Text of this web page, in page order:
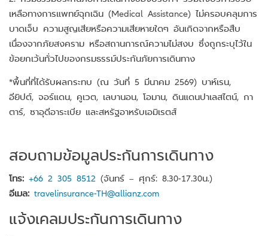
เหลือทางการแพทย์ฉุกเฉิน (Medical Assistance) ไม่ครอบคลุมการ
บาดเจ็บ ความสูญเสียหรือความเสียหายใดๆ อันเกิดจากหรือสืบ
เนื่องจากภัยสงคราม หรือสถานการณ์ความไม่สงบ ซึ่งถูกระบุไว้ใน
ข้อยกเว้นทั่วไปของกรมธรรม์ประกันภัยการเดินทาง
*พื้นที่ที่ได้รับผลกระทบ (ณ วันที่ 5 มีนาคม 2569) บาห์เรน,
อียิปต์, จอร์แดน, คูเวต, เลบานอน, โอมาน, ดินแดนปาเลสไตน์, กา
ตาร์, ซาอุดีอาระเบีย และสหรัฐอาหรับเอมิเรตส์
สอบถามข้อมูลประกันการเดินทาง
โทร: +66 2 305 8512 (จันทร์ – ศุกร์: 8.30-17.30น.)
อีเมล: travelinsurance-TH@allianz.com
แจ้งเคลมประกันการเดินทาง